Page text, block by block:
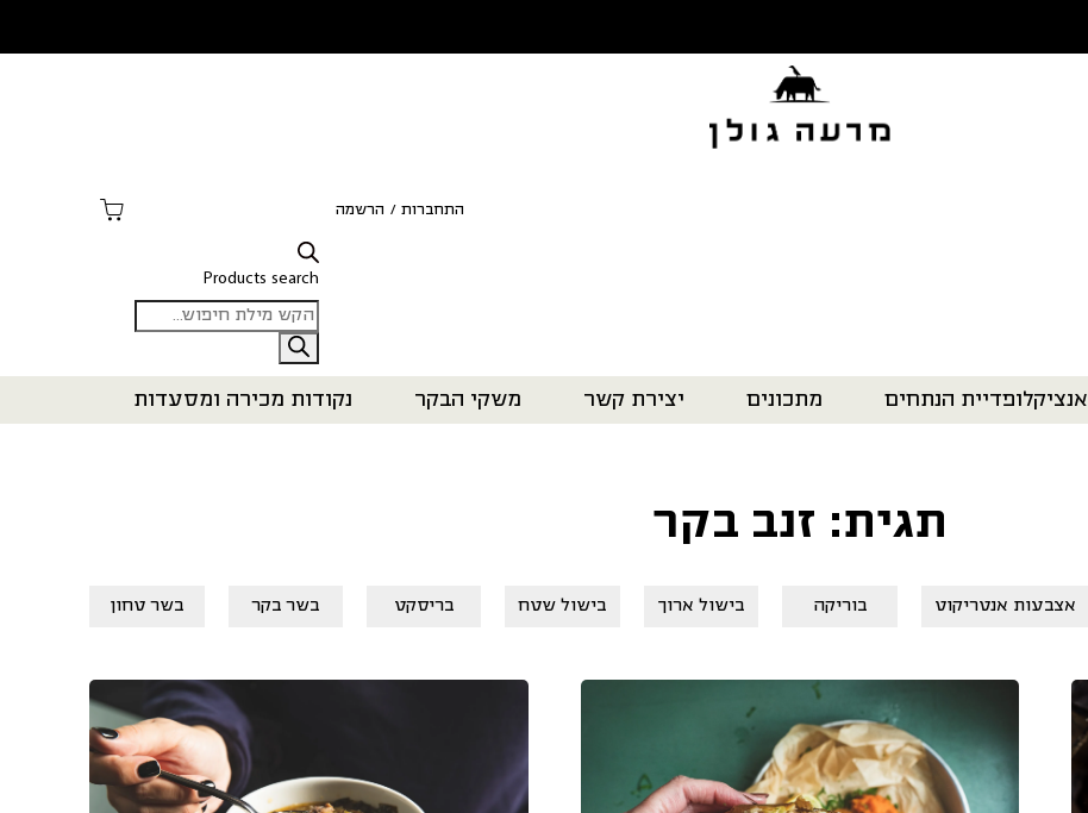
התחברות / הרשמה
Products search
אנציקלופדיית הנתחים מתכונים יצירת קשר משקי הבקר נקודות מכירה ומסעדות
תגית: זנב בקר
אצבעות אנטריקוט בוריקה בישול ארוך בישול שטח בריסקט בשר בקר בשר טחון